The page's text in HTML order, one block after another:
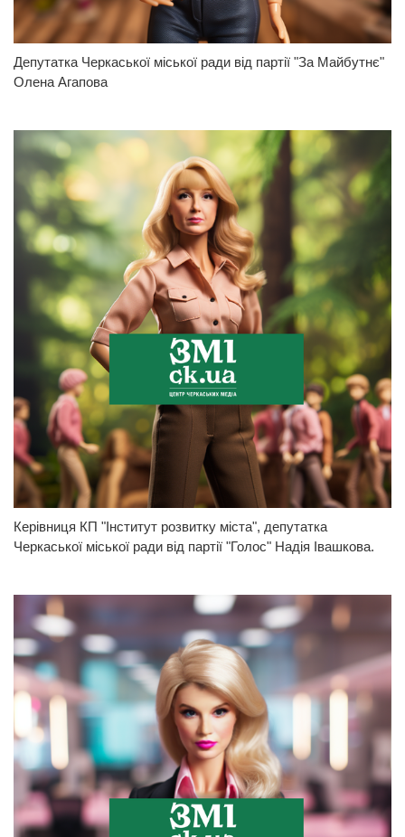
Депутатка Черкаської міської ради від партії "За Майбутнє"
Олена Агапова
Керівниця КП "Інститут розвитку міста", депутатка
Черкаської міської ради від партії "Голос" Надія Івашкова.